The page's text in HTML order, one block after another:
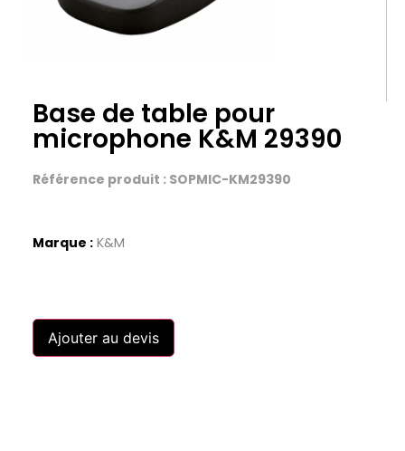
Base de table pour
microphone K&M 29390
Référence produit : SOPMIC-KM29390
Marque : K&M
Ajouter au devis